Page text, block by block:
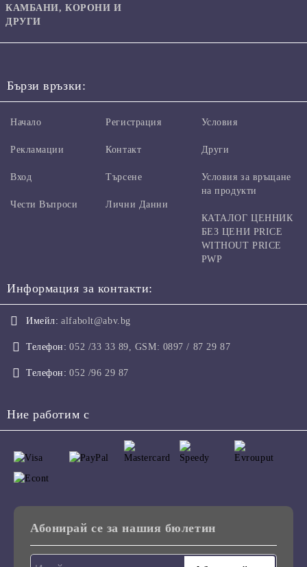
КАМБАНИ, КОРОНИ И
ДРУГИ
Бързи връзки:
Начало
Рекламации
Вход
Чести Въпроси
Регистрация
Контакт
Търсене
Лични Данни
Условия
Други
Условия за връщане
на продукти
КАТАЛОГ ЦЕННИК
БЕЗ ЦЕНИ PRICE
WITHOUT PRICE
PWP
Информация за контакти:
Имейл: alfabolt@abv.bg
Телефон: 052 /33 33 89, GSM: 0897 / 87 29 87
Телефон: 052 /96 29 87
Ние работим с
Абонирай се за нашия бюлетин